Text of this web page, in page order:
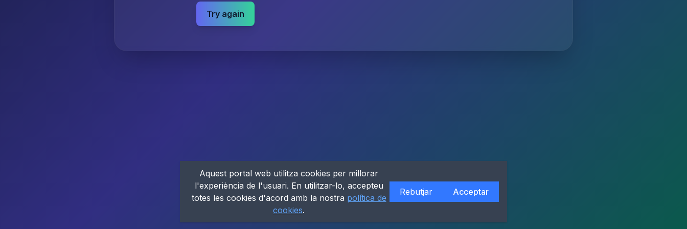
Try again
Aquest portal web utilitza cookies per millorar
l'experiència de l'usuari. En utilitzar-lo, accepteu
totes les cookies d'acord amb la nostra política de
cookies.
Rebutjar Acceptar